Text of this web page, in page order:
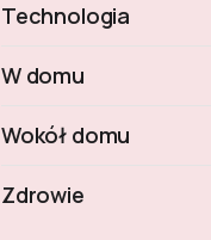
Technologia
W domu
Wokół domu
Zdrowie